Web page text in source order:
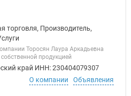
торговля, Производитель,
Торосян Лаура Аркадьевна
продукцией
край ИНН: 230404079307
О компании
Объявления